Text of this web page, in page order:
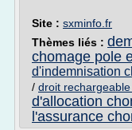
Site : sxminfo.fr
Thèmes liés :
chomage pole
d'indemnisation
/ droit
d'allocation
l'assurance